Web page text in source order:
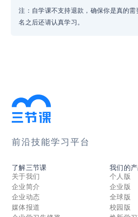
注：自学课不支持退款，确保你是真的
名之后还请认真学习。
前沿技能学习平台
了解三节课
关于我们
企业简介
企业动态
媒体报道
我们的
个人版
企业版
全球版
校园版